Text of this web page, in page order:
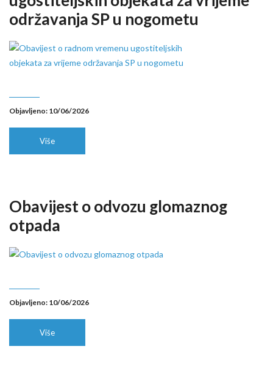
održavanja SP u nogometu
Objavljeno: 10/06/2026
Više
Obavijest o odvozu glomaznog
otpada
Objavljeno: 10/06/2026
Više